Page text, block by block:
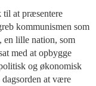
til at præsentere
kommunismen som
en lille nation, som
med at opbygge
og økonomisk
at være